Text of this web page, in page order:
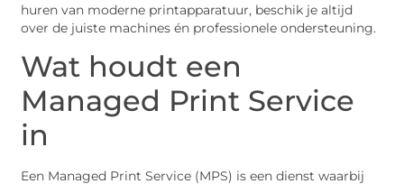
huren van moderne printapparatuur, beschik je altijd
over de juiste machines én professionele ondersteuning.
Wat houdt een
Managed Print Service
in
Een Managed Print Service (MPS) is een dienst waarbij